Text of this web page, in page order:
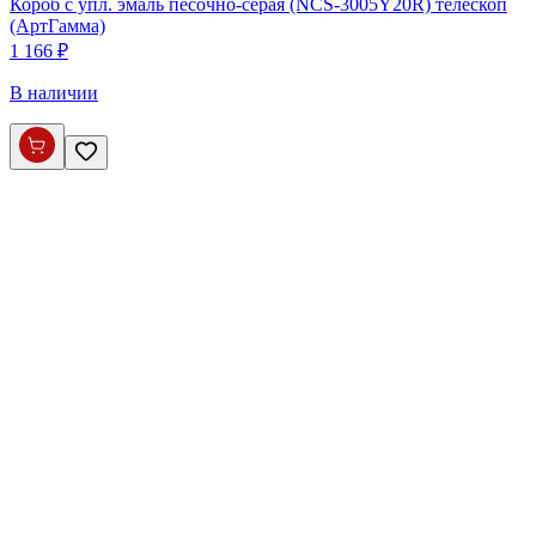
Короб с упл. эмаль песочно-серая (NCS-3005Y20R) телескоп
(АртГамма)
1 166 ₽
В наличии